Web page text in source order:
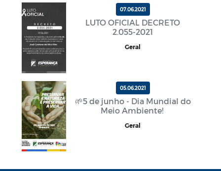
07.06.2021
LUTO OFICIAL DECRETO
2.055-2021
Geral
05.06.2021
🌱5 de junho - Dia Mundial do
Meio Ambiente!
Geral